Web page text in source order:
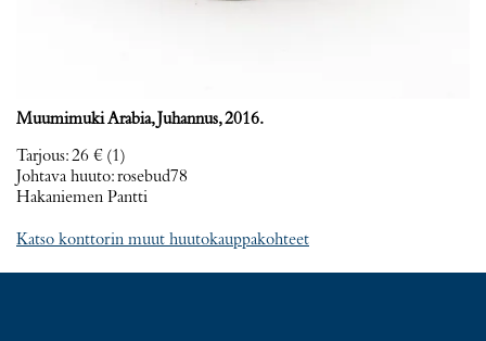
Muumimuki Arabia, Juhannus, 2016.
Tarjous:26 € (1)
Johtava huuto:rosebud78
Hakaniemen Pantti
Katso konttorin muut huutokauppakohteet